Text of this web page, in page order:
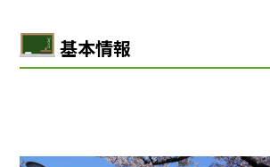
基本情報